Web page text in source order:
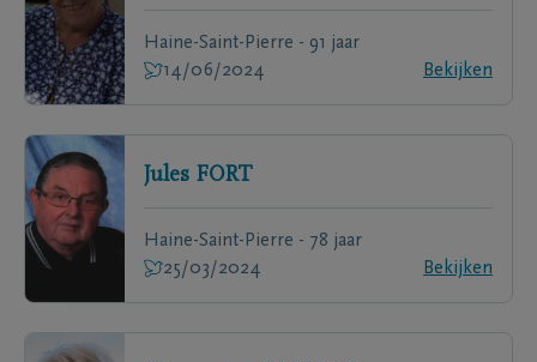
Haine-Saint-Pierre - 91 jaar
14/06/2024
Bekijken
Jules FORT
Haine-Saint-Pierre - 78 jaar
25/03/2024
Bekijken